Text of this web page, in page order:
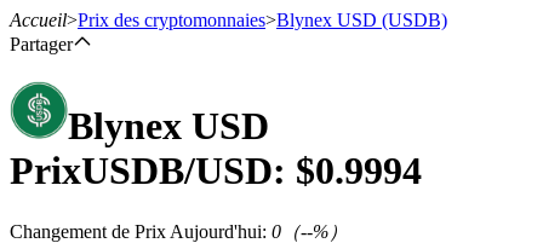
Contrats à terme
Accueil>Prix des cryptomonnaies>Blynex USD (USDB)
Partager
Blynex USD
PrixUSDB/USD: $0.9994
Changement de Prix Aujourd'hui: 0 （--%）